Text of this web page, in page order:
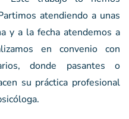
atendiendo a unas
y a la fecha atendemos a
en convenio con
donde pasantes o
su práctica profesional